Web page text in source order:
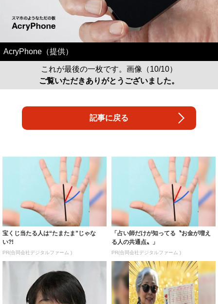
AcryPhone（提供）
これが最後の一枚です。画像（10/10）
ご覧いただきありがとうございました。
記事に戻る
宝くじ当たる人は“たまたま”じゃな
い?!
PR(合同会社デジタルファーム )
「占い師だけが知ってる〝お金が増え
る人の共通点〟」
PR(合同会社デジタルファーム )